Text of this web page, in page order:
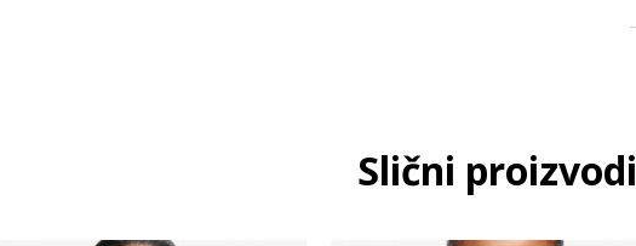
Slični proizvodi